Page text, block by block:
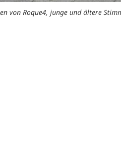
von Roque4, junge und ältere